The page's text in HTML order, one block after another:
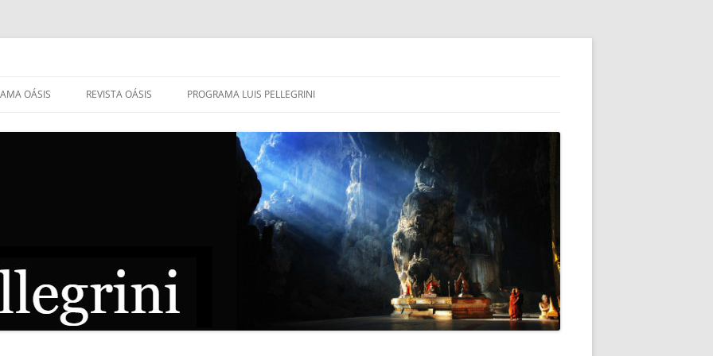
OÁSIS REVISTA OÁSIS PROGRAMA LUIS PELLEGRINI